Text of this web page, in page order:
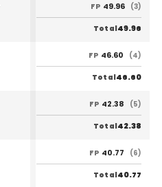
FP 49.96 (3)
Total49.96
FP 46.60 (4)
Total46.60
FP 42.38 (5)
Total42.38
FP 40.77 (6)
Total40.77